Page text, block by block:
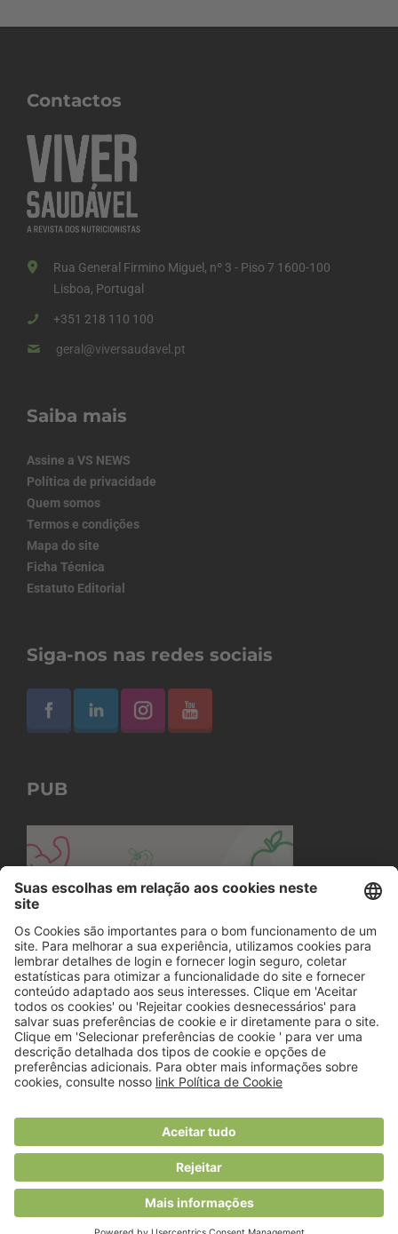
Contactos
Rua General Firmino Miguel, nº 3 - Piso 7 1600-100
Lisboa, Portugal
+351 218 110 100
geral@viversaudavel.pt
Saiba mais
Assine a VS NEWS
Política de privacidade
Quem somos
Termos e condições
Mapa do site
Ficha Técnica
Estatuto Editorial
Siga-nos nas redes sociais
PUB
© 2018 Viver Saudável
O portal dos profissionais de nutrição
Created byRHP Consulting